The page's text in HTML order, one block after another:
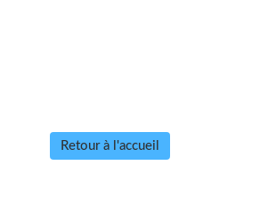
Retour à l'accueil